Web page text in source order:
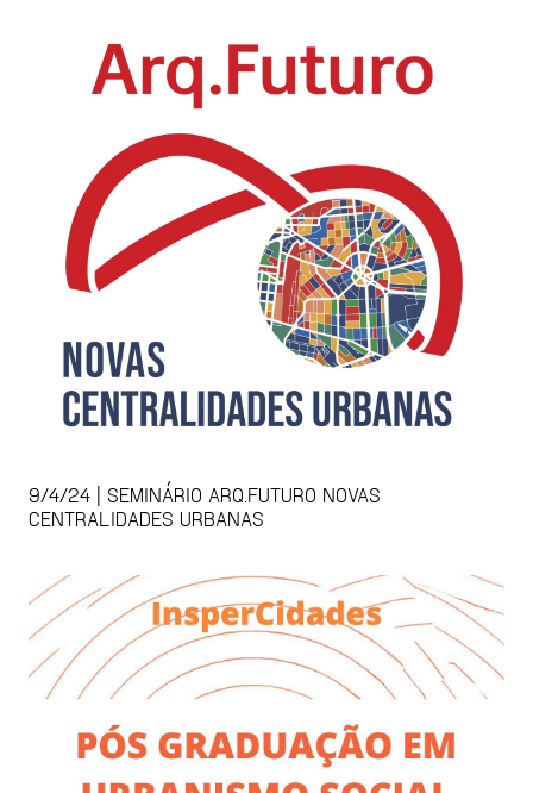
9/4/24 | SEMINÁRIO ARQ.FUTURO NOVAS
CENTRALIDADES URBANAS